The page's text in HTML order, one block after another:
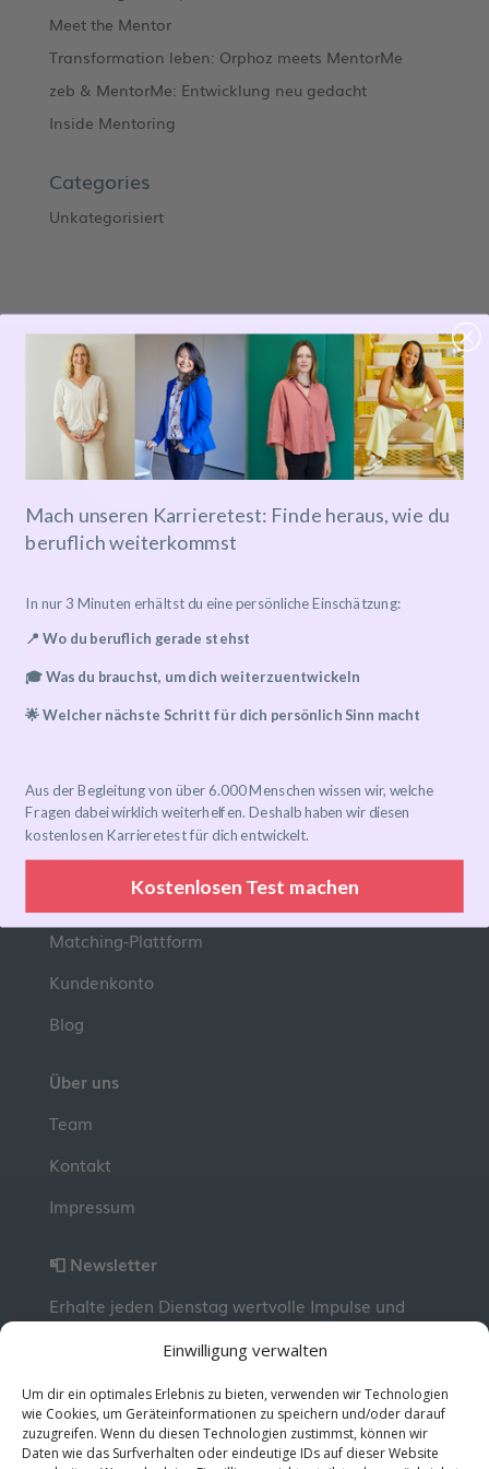
Einwilligung verwalten
Um dir ein optimales Erlebnis zu bieten, verwenden wir Technologien
wie Cookies, um Geräteinformationen zu speichern und/oder darauf
zuzugreifen. Wenn du diesen Technologien zustimmst, können wir
Daten wie das Surfverhalten oder eindeutige IDs auf dieser Website
Meet the Mentor
Transformation leben: Orphoz meets MentorMe
zeb & MentorMe: Entwicklung neu gedacht
Inside Mentoring
Categories
Unkategorisiert
Mentor*in finden
Ablauf
Preise
Links
Eventkalender
Community-Gruppen
Matching-Plattform
Kundenkonto
Blog
Über uns
Team
Kontakt
Impressum
📮 Newsletter
Erhalte jeden Dienstag wertvolle Impulse und
kostenlos abonnieren!
© 2026 MentorMe. Alle Rechte vorbehalten.
Mach unseren Karrieretest: Finde heraus, wie du
beruflich weiterkommst
In nur 3 Minuten erhältst du eine persönliche Einschätzung:
📍 Wo du beruflich gerade stehst
🎓 Was du brauchst, um dich weiterzuentwickeln
🌟 Welcher nächste Schritt für dich persönlich Sinn macht
Aus der Begleitung von über 6.000 Menschen wissen wir, welche
Fragen dabei wirklich weiterhelfen. Deshalb haben wir diesen
kostenlosen Karrieretest für dich entwickelt.
Kostenlosen Test machen